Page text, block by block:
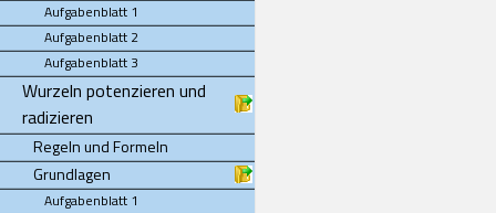
Aufgabenblatt 1
Aufgabenblatt 2
Aufgabenblatt 3
Wurzeln potenzieren und
radizieren
Regeln und Formeln
Grundlagen
Aufgabenblatt 1